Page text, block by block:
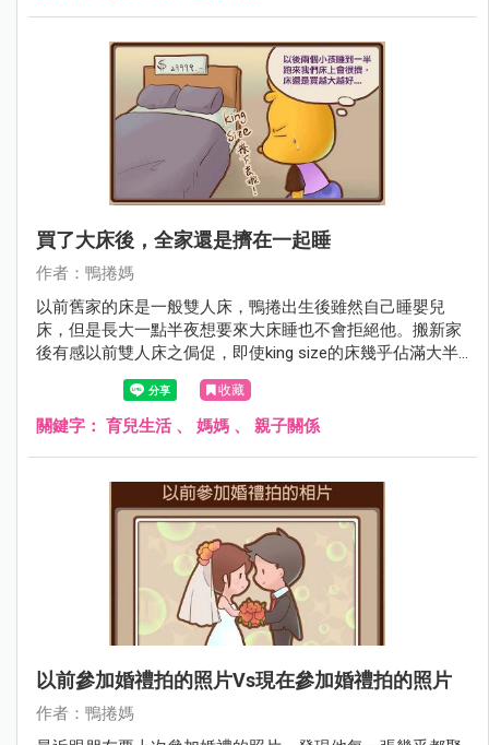
買了大床後，全家還是擠在一起睡
作者：鴨捲媽
以前舊家的床是一般雙人床，鴨捲出生後雖然自己睡嬰兒
床，但是長大一點半夜想要來大床睡也不會拒絕他。搬新家
後有感以前雙人床之侷促，即使king size的床幾乎佔滿大半
的主臥房，還是咬牙買下去。買了之後才發現，睡覺會覺得
擁擠，完全跟床的大小沒有關係啊.......
收藏
關鍵字： 育兒生活、 媽媽 、 親子關係
以前參加婚禮拍的照片vs現在參加婚禮拍的照片
作者：鴨捲媽